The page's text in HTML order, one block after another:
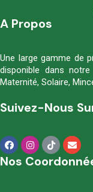
A Propos
Une large gamme de
disponible dans
Maternité, Solaire,
Suivez-Nous
Nos